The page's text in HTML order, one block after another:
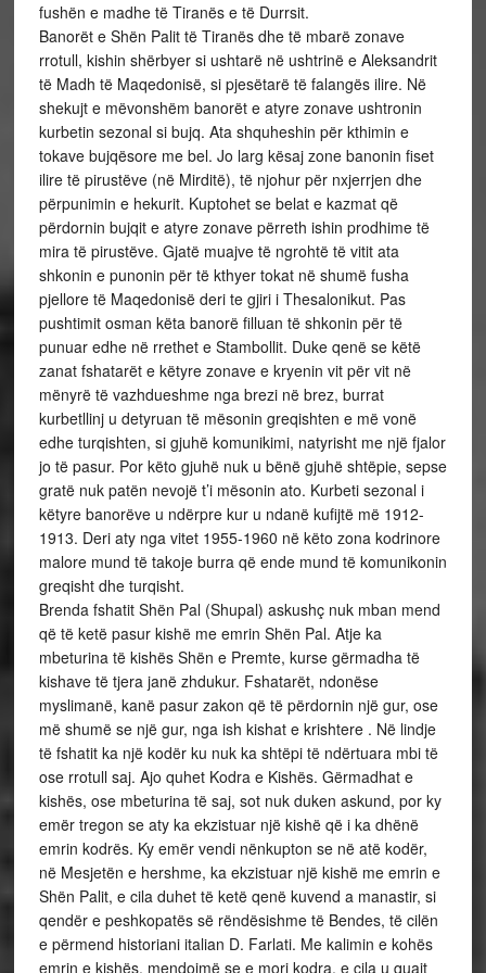
fushën e madhe të Tiranës e të Durrsit.
Banorët e Shën Palit të Tiranës dhe të mbarë zonave
rrotull, kishin shërbyer si ushtarë në ushtrinë e Aleksandrit
të Madh të Maqedonisë, si pjesëtarë të falangës ilire. Në
shekujt e mëvonshëm banorët e atyre zonave ushtronin
kurbetin sezonal si bujq. Ata shquheshin për kthimin e
tokave bujqësore me bel. Jo larg kësaj zone banonin fiset
ilire të pirustëve (në Mirditë), të njohur për nxjerrjen dhe
përpunimin e hekurit. Kuptohet se belat e kazmat që
përdornin bujqit e atyre zonave përreth ishin prodhime të
mira të pirustëve. Gjatë muajve të ngrohtë të vitit ata
shkonin e punonin për të kthyer tokat në shumë fusha
pjellore të Maqedonisë deri te gjiri i Thesalonikut. Pas
pushtimit osman këta banorë filluan të shkonin për të
punuar edhe në rrethet e Stambollit. Duke qenë se këtë
zanat fshatarët e këtyre zonave e kryenin vit për vit në
mënyrë të vazhdueshme nga brezi në brez, burrat
kurbetllinj u detyruan të mësonin greqishten e më vonë
edhe turqishten, si gjuhë komunikimi, natyrisht me një fjalor
jo të pasur. Por këto gjuhë nuk u bënë gjuhë shtëpie, sepse
gratë nuk patën nevojë t’i mësonin ato. Kurbeti sezonal i
këtyre banorëve u ndërpre kur u ndanë kufijtë më 1912-
1913. Deri aty nga vitet 1955-1960 në këto zona kodrinore
malore mund të takoje burra që ende mund të komunikonin
greqisht dhe turqisht.
Brenda fshatit Shën Pal (Shupal) askushç nuk mban mend
që të ketë pasur kishë me emrin Shën Pal. Atje ka
mbeturina të kishës Shën e Premte, kurse gërmadha të
kishave të tjera janë zhdukur. Fshatarët, ndonëse
myslimanë, kanë pasur zakon që të përdornin një gur, ose
më shumë se një gur, nga ish kishat e krishtere . Në lindje
të fshatit ka një kodër ku nuk ka shtëpi të ndërtuara mbi të
ose rrotull saj. Ajo quhet Kodra e Kishës. Gërmadhat e
kishës, ose mbeturina të saj, sot nuk duken askund, por ky
emër tregon se aty ka ekzistuar një kishë që i ka dhënë
emrin kodrës. Ky emër vendi nënkupton se në atë kodër,
në Mesjetën e hershme, ka ekzistuar një kishë me emrin e
Shën Palit, e cila duhet të ketë qenë kuvend a manastir, si
qendër e peshkopatës së rëndësishme të Bendes, të cilën
e përmend historiani italian D. Farlati. Me kalimin e kohës
emrin e kishës, mendojmë se e mori kodra, e cila u quajt